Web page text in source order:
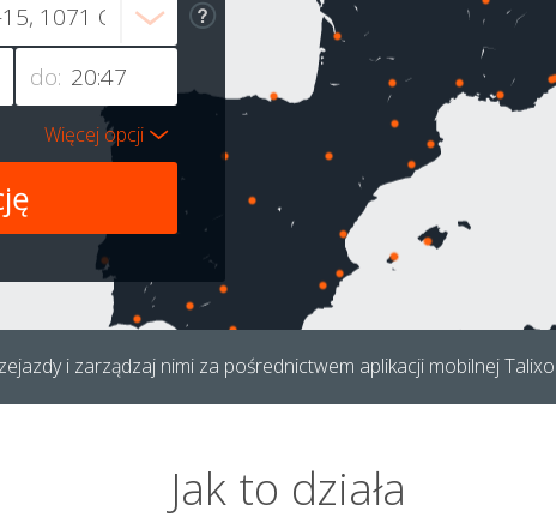
do:
Więcej opcji
i zarządzaj nimi za pośrednictwem aplikacji mobilnej
Jak to działa